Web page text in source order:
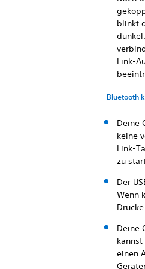
blinkt
Link-
Bluetooth
Deine
keine
Link-
zu
Der
Wenn
Deine
einen